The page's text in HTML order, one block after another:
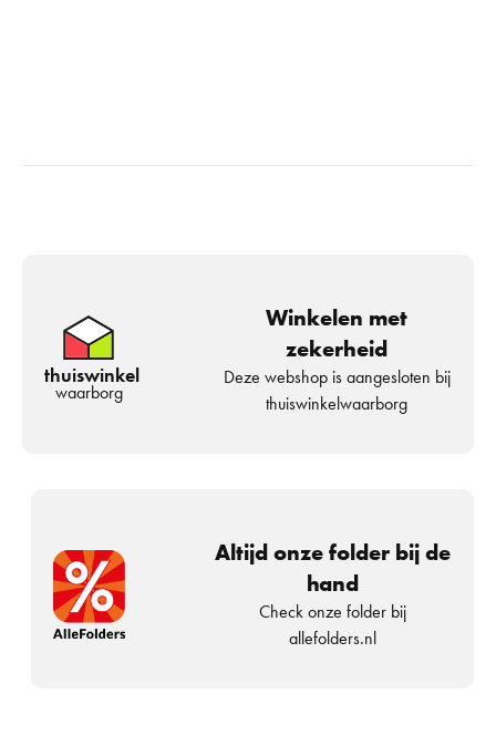
thuiswinkel
waarborg
Winkelen met
zekerheid
Deze webshop is aangesloten bij
thuiswinkelwaarborg
Altijd onze folder bij de
hand
Check onze folder bij
allefolders.nl